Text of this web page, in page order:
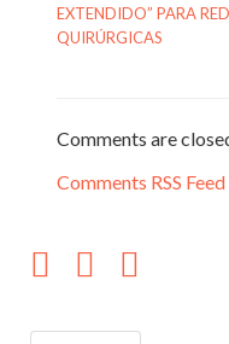
EXTENDIDO” PARA
QUIRÚRGICAS
Comments are
Comments RSS Feed